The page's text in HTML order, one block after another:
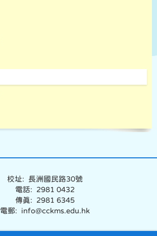
校址: 長洲國民路30號
電話: 2981 0432
傳真: 2981 6345
電郵: info@cckms.edu.hk